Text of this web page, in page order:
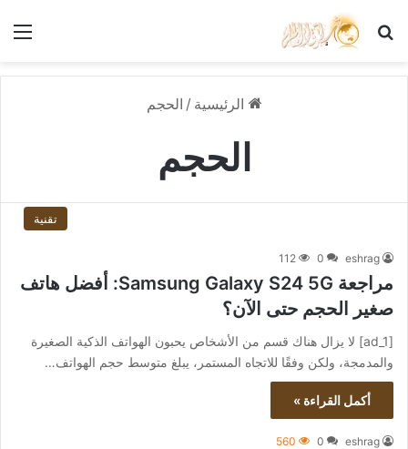
بحث عن
الرئيسية / الحجم
الحجم
تقنية
eshrag
0
112
مراجعة Samsung Galaxy S24 5G: أفضل هاتف
صغير الحجم حتى الآن؟
[ad_1] لا يزال هناك قسم من الأشخاص يحبون الهواتف الذكية الصغيرة
والمدمجة، ولكن وفقًا للاتجاه المستمر، يبلغ متوسط ​​حجم الهواتف…
أكمل القراءة »
eshrag
0
560